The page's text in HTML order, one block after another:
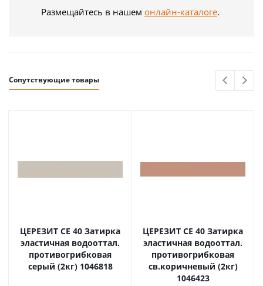
Размещайтесь в нашем онлайн-каталоге.
Сопутствующие товары
ЦЕРЕЗИТ CE 40 Затирка
эластичная водооттал.
противогрибковая
серый (2кг) 1046818
ЦЕРЕЗИТ CE 40 Затирка
эластичная водооттал.
противогрибковая
св.коричневый (2кг)
1046423